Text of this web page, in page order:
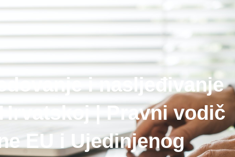
i nasljeđivanje
| Pravni vodič
EU i Ujedinjenog